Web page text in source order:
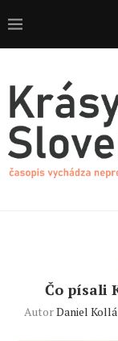
Čo písali
AutorDaniel